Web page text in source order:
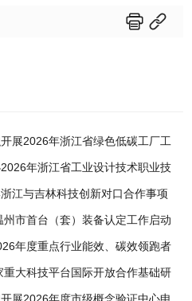
 
展2026年浙江省绿色低碳工厂工
年浙江省工业设计技术职业技
江与吉林科技创新对口合作事项
州市首台（套）装备认定工作启动
年度重点行业能效、碳效领跑者
重大科技平台国际开放合作基础研
展2026年度市级概念验证中心申